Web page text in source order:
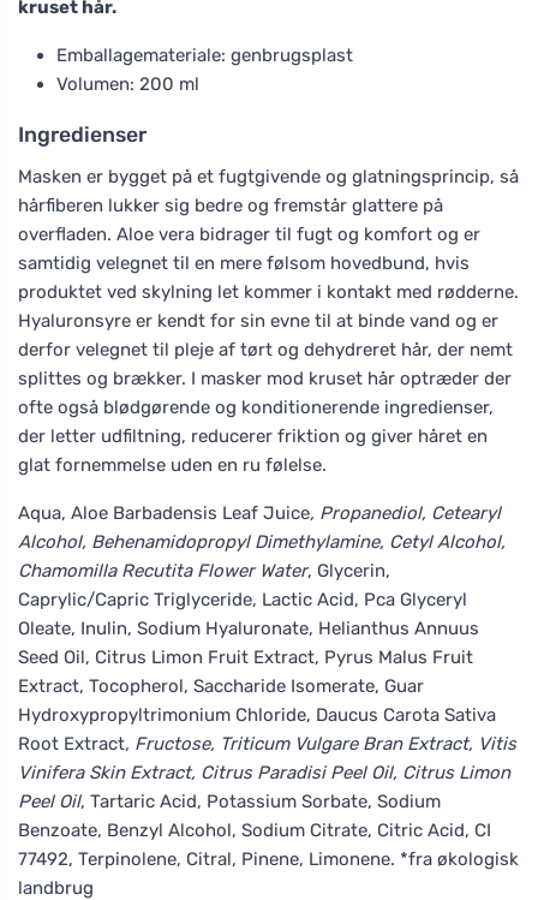
kruset hår.
Emballagemateriale: genbrugsplast
Volumen: 200 ml
Ingredienser
Masken er bygget på et fugtgivende og glatningsprincip, så
hårfiberen lukker sig bedre og fremstår glattere på
overfladen. Aloe vera bidrager til fugt og komfort og er
samtidig velegnet til en mere følsom hovedbund, hvis
produktet ved skylning let kommer i kontakt med rødderne.
Hyaluronsyre er kendt for sin evne til at binde vand og er
derfor velegnet til pleje af tørt og dehydreret hår, der nemt
splittes og brækker. I masker mod kruset hår optræder der
ofte også blødgørende og konditionerende ingredienser,
der letter udfiltning, reducerer friktion og giver håret en
glat fornemmelse uden en ru følelse.
Aqua, Aloe Barbadensis Leaf Juice, Propanediol, Cetearyl
Alcohol, Behenamidopropyl Dimethylamine, Cetyl Alcohol,
Chamomilla Recutita Flower Water, Glycerin,
Caprylic/Capric Triglyceride, Lactic Acid, Pca Glyceryl
Oleate, Inulin, Sodium Hyaluronate, Helianthus Annuus
Seed Oil, Citrus Limon Fruit Extract, Pyrus Malus Fruit
Extract, Tocopherol, Saccharide Isomerate, Guar
Hydroxypropyltrimonium Chloride, Daucus Carota Sativa
Root Extract, Fructose, Triticum Vulgare Bran Extract, Vitis
Vinifera Skin Extract, Citrus Paradisi Peel Oil, Citrus Limon
Peel Oil, Tartaric Acid, Potassium Sorbate, Sodium
Benzoate, Benzyl Alcohol, Sodium Citrate, Citric Acid, CI
77492, Terpinolene, Citral, Pinene, Limonene. *fra økologisk
landbrug